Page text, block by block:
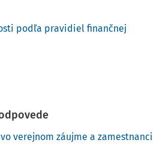
podľa pravidiel finančnej
verejnom záujme a zamestnanci